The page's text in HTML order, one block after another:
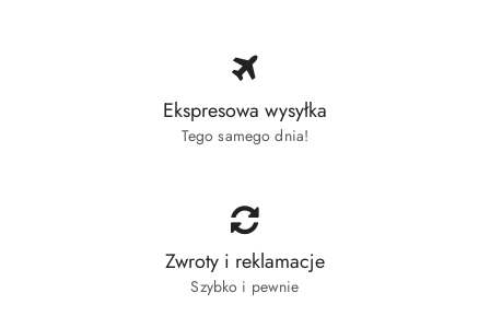
Ekspresowa wysyłka
Tego samego dnia!
Zwroty i reklamacje
Szybko i pewnie